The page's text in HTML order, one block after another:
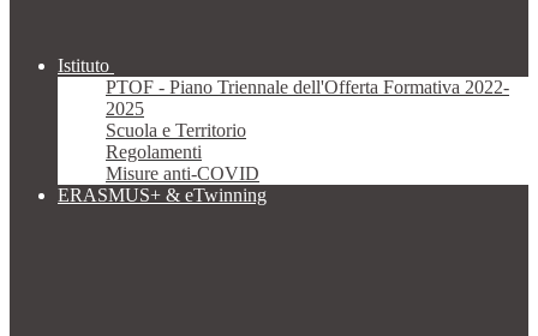
Istituto
PTOF - Piano Triennale dell'Offerta Formativa 2022-
2025
Scuola e Territorio
Regolamenti
Misure anti-COVID
ERASMUS+ & eTwinning